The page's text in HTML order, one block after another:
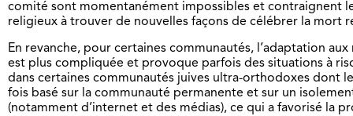
comité sont momentanément impossibles et contraignent
religieux à trouver de nouvelles façons de célébrer la mort
En revanche, pour certaines communautés, l’adaptation
est plus compliquée et provoque parfois des situations à
dans certaines communautés juives ultra-orthodoxes dont
fois basé sur la communauté permanente et sur un
(notamment d’internet et des médias), ce qui a favorisé la